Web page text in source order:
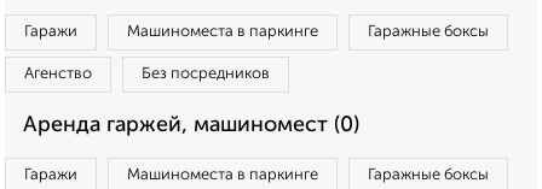
Гаражи Машиноместа в паркинге Гаражные боксы
Агенство Без посредников
Аренда гаржей, машиномест (0)
Гаражи Машиноместа в паркинге Гаражные боксы